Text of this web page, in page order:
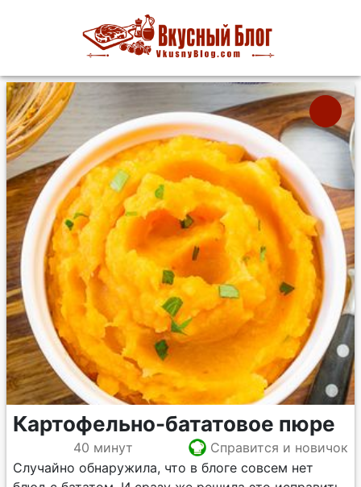
Картофельно-бататовое пюре
40 минут
Справится и новичок
Случайно обнаружила, что в блоге совсем нет